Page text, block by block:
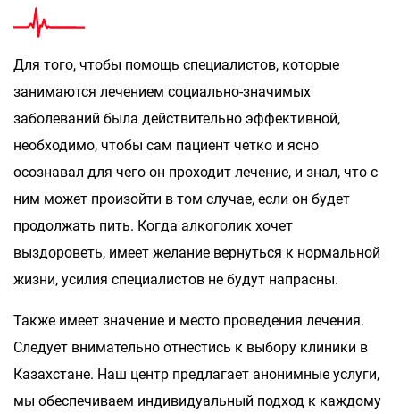
Для того, чтобы помощь специалистов, которые
занимаются лечением социально-значимых
заболеваний была действительно эффективной,
необходимо, чтобы сам пациент четко и ясно
осознавал для чего он проходит лечение, и знал, что с
ним может произойти в том случае, если он будет
продолжать пить. Когда алкоголик хочет
выздороветь, имеет желание вернуться к нормальной
жизни, усилия специалистов не будут напрасны.
Также имеет значение и место проведения лечения.
Следует внимательно отнестись к выбору клиники в
Казахстане. Наш центр предлагает анонимные услуги,
мы обеспечиваем индивидуальный подход к каждому